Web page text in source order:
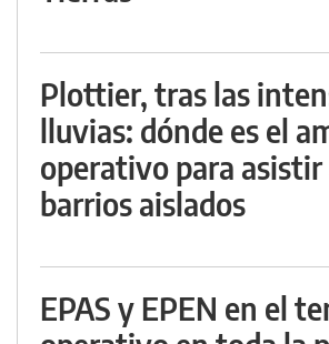
Plottier, tras las
lluvias: dónde es el
operativo para asistir
barrios aislados
EPAS y EPEN en el